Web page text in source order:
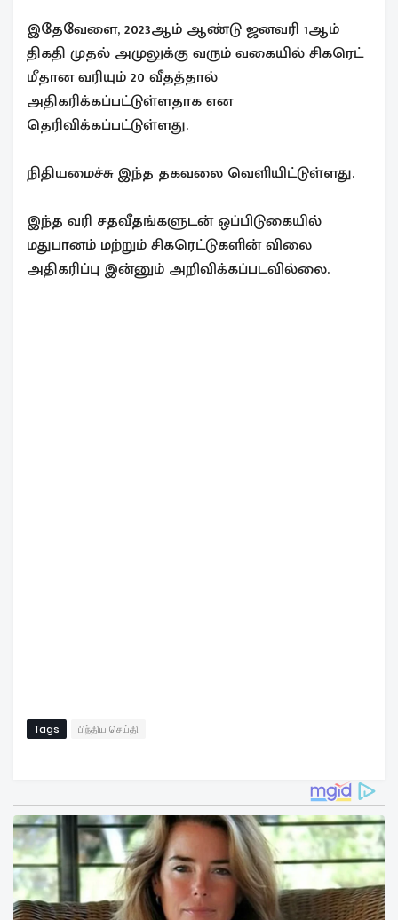
இதேவேளை, 2023ஆம் ஆண்டு ஜனவரி 1ஆம்
திகதி முதல் அமுலுக்கு வரும் வகையில் சிகரெட்
மீதான வரியும் 20 வீதத்தால்
அதிகரிக்கப்பட்டுள்ளதாக என
தெரிவிக்கப்பட்டுள்ளது.
நிதியமைச்சு இந்த தகவலை வெளியிட்டுள்ளது.
இந்த வரி சதவீதங்களுடன் ஒப்பிடுகையில்
மதுபானம் மற்றும் சிகரெட்டுகளின் விலை
அதிகரிப்பு இன்னும் அறிவிக்கப்படவில்லை.
Tags பிந்திய செய்தி